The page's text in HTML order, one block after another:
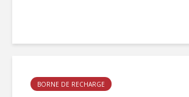
BORNE DE RECHARGE